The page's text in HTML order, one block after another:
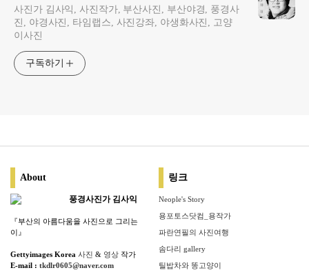
사진가 김사익, 사진작가, 부산사진, 부산야경, 풍경사
진, 야경사진, 타임랩스, 사진강좌, 야생화사진, 고양
이사진
구독하기
About
풍경사진가 김사익
『부산의 아름다움을 사진으로 그리는
이』
Gettyimages Korea 사진 & 영상 작가
E-mail : tkdlr0605@naver.com
링크
Neople's Story
용포토스닷컴_용작가
파란연필의 사진여행
솜다리 gallery
틸밥차와 똥고양이